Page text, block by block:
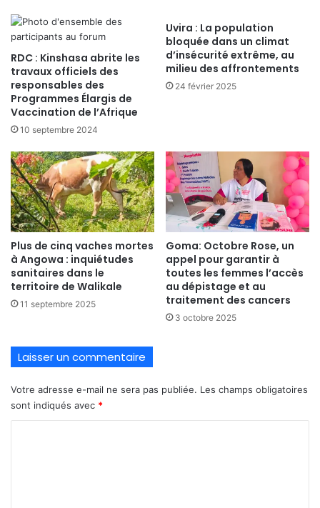
RDC : Kinshasa abrite les
travaux officiels des
responsables des
Programmes Élargis de
Vaccination de l’Afrique
10 septembre 2024
Uvira : La population
bloquée dans un climat
d’insécurité extrême, au
milieu des affrontements
24 février 2025
Plus de cinq vaches mortes
à Angowa : inquiétudes
sanitaires dans le
territoire de Walikale
11 septembre 2025
Goma: Octobre Rose, un
appel pour garantir à
toutes les femmes l’accès
au dépistage et au
traitement des cancers
3 octobre 2025
Laisser un commentaire
Votre adresse e-mail ne sera pas publiée. Les champs obligatoires
sont indiqués avec *